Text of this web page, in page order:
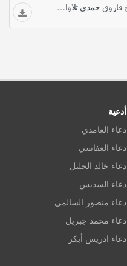
اخر الانعام منيه محله دمنه الشيخ فاروق حمدي تلاوات خاشعة
أدعية
دعاء الغامدي
دعاء العفاسي
دعاء خالد الجليل
دعاء السديس
دعاء منصور السالمي
دعاء محمد جبريل
دعاء ادريس أبكر